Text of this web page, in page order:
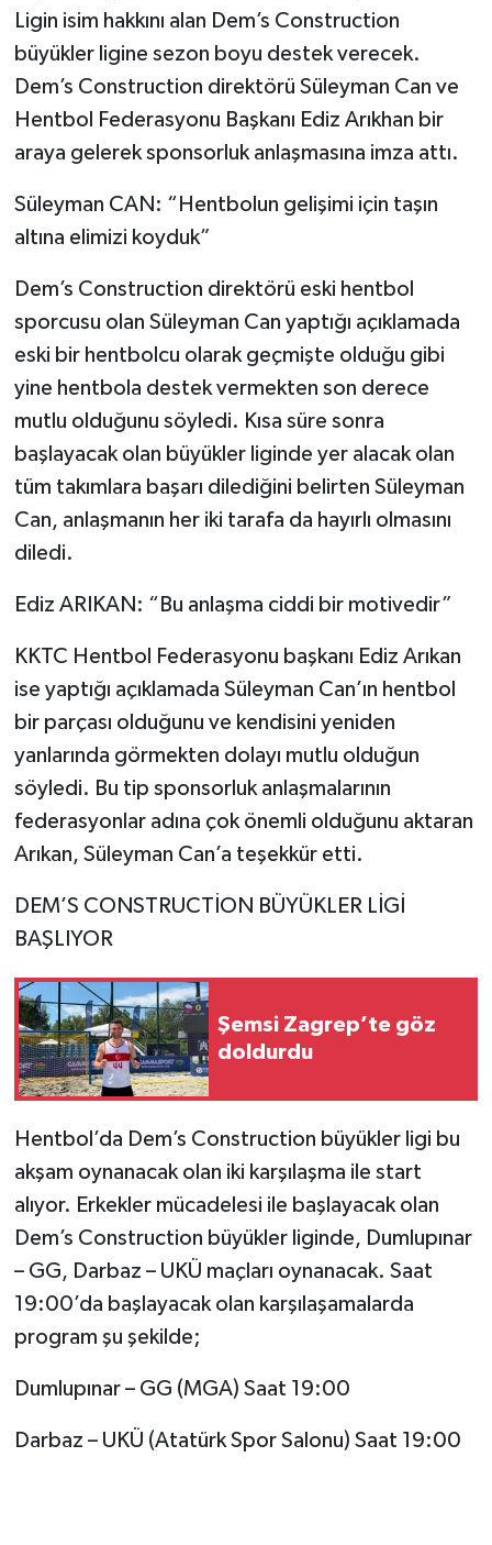
Ligin isim hakkını alan Dem’s Construction
büyükler ligine sezon boyu destek verecek.
Dem’s Construction direktörü Süleyman Can ve
Hentbol Federasyonu Başkanı Ediz Arıkhan bir
araya gelerek sponsorluk anlaşmasına imza attı.
Süleyman CAN: “Hentbolun gelişimi için taşın
altına elimizi koyduk”
Dem’s Construction direktörü eski hentbol
sporcusu olan Süleyman Can yaptığı açıklamada
eski bir hentbolcu olarak geçmişte olduğu gibi
yine hentbola destek vermekten son derece
mutlu olduğunu söyledi. Kısa süre sonra
başlayacak olan büyükler liginde yer alacak olan
tüm takımlara başarı dilediğini belirten Süleyman
Can, anlaşmanın her iki tarafa da hayırlı olmasını
diledi.
Ediz ARIKAN: “Bu anlaşma ciddi bir motivedir”
KKTC Hentbol Federasyonu başkanı Ediz Arıkan
ise yaptığı açıklamada Süleyman Can’ın hentbol
bir parçası olduğunu ve kendisini yeniden
yanlarında görmekten dolayı mutlu olduğun
söyledi. Bu tip sponsorluk anlaşmalarının
federasyonlar adına çok önemli olduğunu aktaran
Arıkan, Süleyman Can’a teşekkür etti.
DEM’S CONSTRUCTİON BÜYÜKLER LİGİ
BAŞLIYOR
Şemsi Zagrep’te göz
doldurdu
Hentbol’da Dem’s Construction büyükler ligi bu
akşam oynanacak olan iki karşılaşma ile start
alıyor. Erkekler mücadelesi ile başlayacak olan
Dem’s Construction büyükler liginde, Dumlupınar
– GG, Darbaz – UKÜ maçları oynanacak. Saat
19:00’da başlayacak olan karşılaşamalarda
program şu şekilde;
Dumlupınar – GG (MGA) Saat 19:00
Darbaz – UKÜ (Atatürk Spor Salonu) Saat 19:00